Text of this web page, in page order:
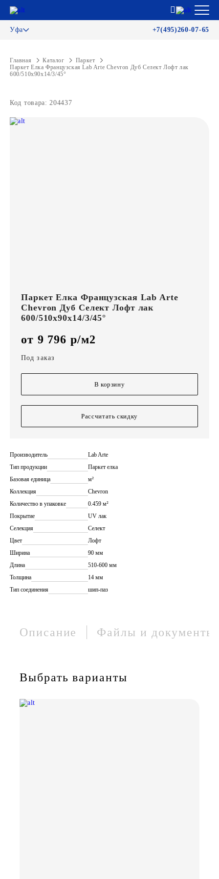
Уфа +7(495)260-07-65
Главная Каталог
Паркет
Паркет Елка Французская Lab Arte Chevron Дуб Селект Лофт лак
600/510х90х14/3/45°
Код товара: 204437
Паркет Елка Французская Lab Arte
Chevron Дуб Селект Лофт лак
600/510х90х14/3/45°
от 9 796 р/м2
Под заказ
В корзину
Рассчитать скидку
Производитель
Lab Arte
Тип продукции
Паркет елка
Базовая единица
м²
Коллекция
Chevron
Количество в упаковке
0.459 м²
Покрытие
UV лак
Селекция
Селект
Цвет
Лофт
Ширина
90 мм
Длина
510-600 мм
Толщина
14 мм
Тип соединения
шип-паз
Описание Файлы и документы
Выбрать варианты